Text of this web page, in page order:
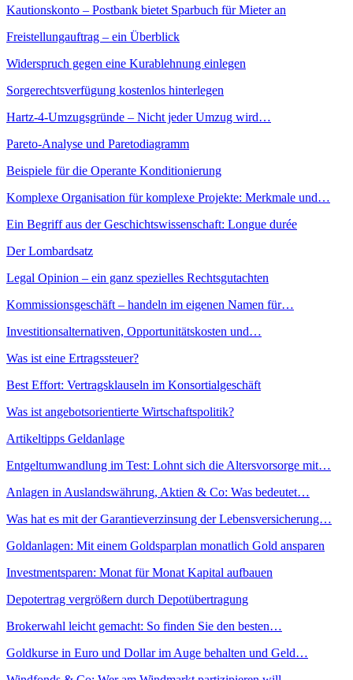
Kautionskonto – Postbank bietet Sparbuch für Mieter an
Freistellungauftrag – ein Überblick
Widerspruch gegen eine Kurablehnung einlegen
Sorgerechtsverfügung kostenlos hinterlegen
Hartz-4-Umzugsgründe – Nicht jeder Umzug wird…
Pareto-Analyse und Paretodiagramm
Beispiele für die Operante Konditionierung
Komplexe Organisation für komplexe Projekte: Merkmale und…
Ein Begriff aus der Geschichtswissenschaft: Longue durée
Der Lombardsatz
Legal Opinion – ein ganz spezielles Rechtsgutachten
Kommissionsgeschäft – handeln im eigenen Namen für…
Investitionsalternativen, Opportunitätskosten und…
Was ist eine Ertragssteuer?
Best Effort: Vertragsklauseln im Konsortialgeschäft
Was ist angebotsorientierte Wirtschaftspolitik?
Artikeltipps Geldanlage
Entgeltumwandlung im Test: Lohnt sich die Altersvorsorge mit…
Anlagen in Auslandswährung, Aktien & Co: Was bedeutet…
Was hat es mit der Garantieverzinsung der Lebensversicherung…
Goldanlagen: Mit einem Goldsparplan monatlich Gold ansparen
Investmentsparen: Monat für Monat Kapital aufbauen
Depotertrag vergrößern durch Depotübertragung
Brokerwahl leicht gemacht: So finden Sie den besten…
Goldkurse in Euro und Dollar im Auge behalten und Geld…